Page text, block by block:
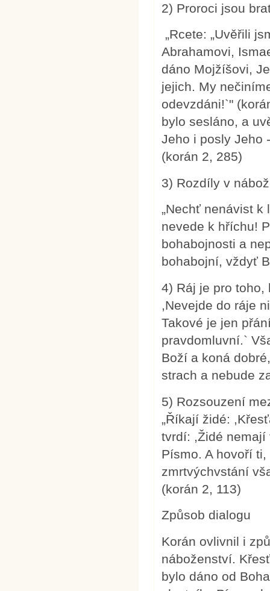
2) Proroci jsou
„Rcete: „Uvěřili
Abrahamovi,
dáno Mojžíšovi,
jejich. My
odevzdáni!`"
bylo sesláno, a
Jeho i posly Jeho
(korán 2, 285)
3) Rozdíly v
„Nechť nenávist k
nevede k hříchu!
bohabojnosti a
bohabojní, vždyť
4) Ráj je pro toho,
,Nevejde do ráje
Takové je jen
pravdomluvní.`
Boží a koná
strach a nebude
5) Rozsouzení
„Říkají židé:
tvrdí: ,Židé nemají
Písmo. A hovoří
zmrtvýchvstání
(korán 2, 113)
Způsob dialogu
Korán ovlivnil i
náboženství.
bylo dáno od